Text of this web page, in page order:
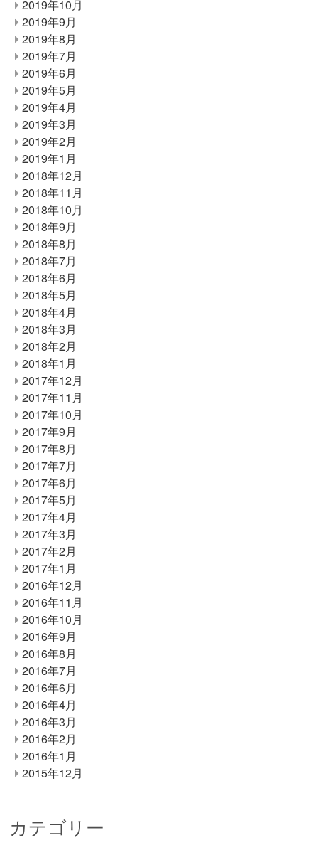
2019年10月
2019年9月
2019年8月
2019年7月
2019年6月
2019年5月
2019年4月
2019年3月
2019年2月
2019年1月
2018年12月
2018年11月
2018年10月
2018年9月
2018年8月
2018年7月
2018年6月
2018年5月
2018年4月
2018年3月
2018年2月
2018年1月
2017年12月
2017年11月
2017年10月
2017年9月
2017年8月
2017年7月
2017年6月
2017年5月
2017年4月
2017年3月
2017年2月
2017年1月
2016年12月
2016年11月
2016年10月
2016年9月
2016年8月
2016年7月
2016年6月
2016年4月
2016年3月
2016年2月
2016年1月
2015年12月
カテゴリー